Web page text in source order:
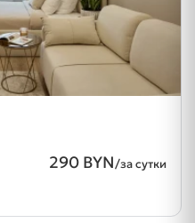
290 BYN/за сутки